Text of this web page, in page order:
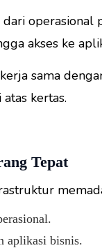
operasional
akses ke
sama
kertas.
Tepat
aplikasi bisnis.